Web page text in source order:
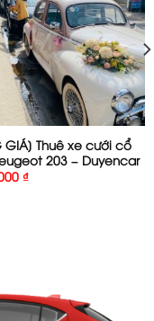
GIÁ] Thuê xe cưới cổ
203 – Duyencar
₫